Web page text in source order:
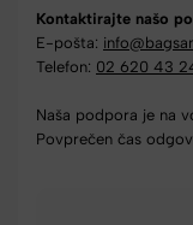
Kontaktirajte našo
E-pošta:
Telefon: 02 620 43
Naša podpora je na
Povprečen čas